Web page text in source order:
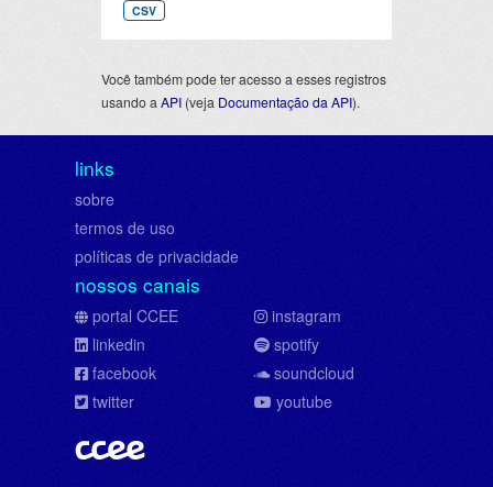
CSV
Você também pode ter acesso a esses registros
usando a API (veja Documentação da API).
links
sobre
termos de uso
políticas de privacidade
nossos canais
portal CCEE
linkedin
facebook
twitter
instagram
spotify
soundcloud
youtube